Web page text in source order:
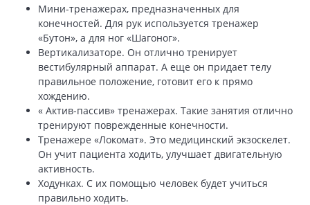
Мини-тренажерах, предназначенных для
конечностей. Для рук используется тренажер
«Бутон», а для ног «Шагоног».
Вертикализаторе. Он отлично тренирует
вестибулярный аппарат. А еще он придает телу
правильное положение, готовит его к прямо
хождению.
« Актив-пассив» тренажерах. Такие занятия отлично
тренируют поврежденные конечности.
Тренажере «Локомат». Это медицинский экзоскелет.
Он учит пациента ходить, улучшает двигательную
активность.
Ходунках. С их помощью человек будет учиться
правильно ходить.